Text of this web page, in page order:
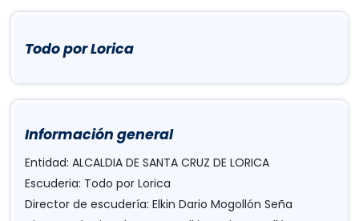
Todo por Lorica
Información general
Entidad: ALCALDIA DE SANTA CRUZ DE LORICA
Escuderia: Todo por Lorica
Director de escudería: Elkin Dario Mogollón Seña